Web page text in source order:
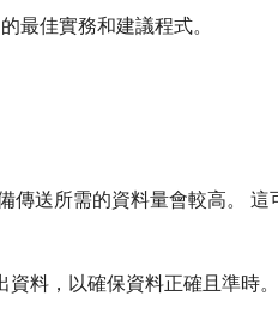
最佳實務和建議程式。
傳送所需的資料量會較高。 這
料，以確保資料正確且準時。